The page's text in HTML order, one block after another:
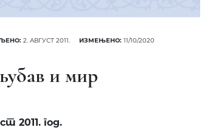
2. АВГУСТ 2011. ИЗМЕЊЕНО: 11/10/2020
и мир
2011. год.